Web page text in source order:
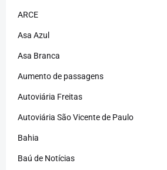
ARCE
Asa Azul
Asa Branca
Aumento de passagens
Autoviária Freitas
Autoviária São Vicente de Paulo
Bahia
Baú de Notícias